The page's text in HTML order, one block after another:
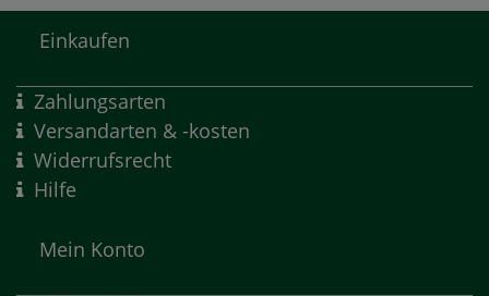
Einkaufen
Zahlungsarten
Versandarten & -kosten
Widerrufsrecht
Hilfe
Mein Konto